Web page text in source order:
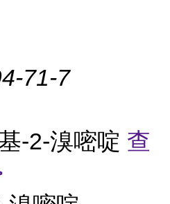
71-7
-2-溴嘧啶 查